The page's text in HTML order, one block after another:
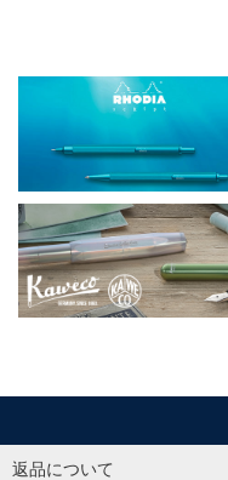
返品について